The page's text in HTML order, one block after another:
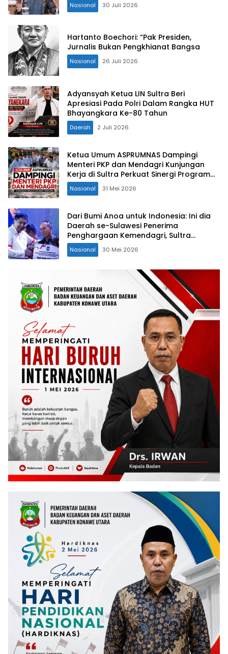
Nasional 30 Juli 2026
Hartanto Boechori: “Pak Presiden,
Jurnalis Bukan Pengkhianat Bangsa
Nasional 26 Juli 2026
Adyansyah Ketua LIN Sultra Beri
Apresiasi Pada Polri Dalam Rangka HUT
Bhayangkara Ke-80 Tahun
Daerah 2 Juli 2026
Ketua Umum ASPRUMNAS Dampingi
Menteri PKP dan Mendagri Kunjungan
Kerja di Sultra Perkuat Sinergi Program
Rumah Layak Huni dan Konsolidasi
Organisasi
Nasional 31 Mei 2026
Dari Bumi Anoa untuk Indonesia: Ini dia
Daerah se-Sulawesi Penerima
Penghargaan Kemendagri, Sultra
Kategori Ke-II
Nasional 30 Mei 2026